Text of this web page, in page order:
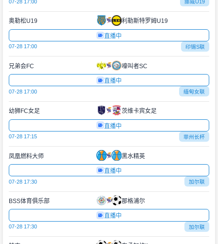
07-28 17:00 挪威U19
奥勒松U19 利勒斯特罗姆U19
直播中
07-28 17:00 印锡S联
兄弟会FC 嚎叫者SC
直播中
07-28 17:00 缅甸女联
幼狮FC女足 茨维卡宾女足
直播中
07-28 17:15 菲州长杯
凤凰燃料大师 黑水精英
直播中
07-28 17:30 加尔联
BSS体育俱乐部 那格浦尔
直播中
07-28 17:30 加尔联